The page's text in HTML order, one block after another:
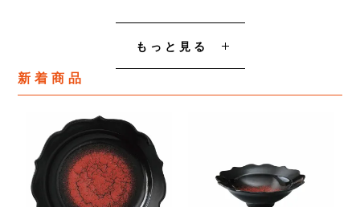
もっと見る
新着商品